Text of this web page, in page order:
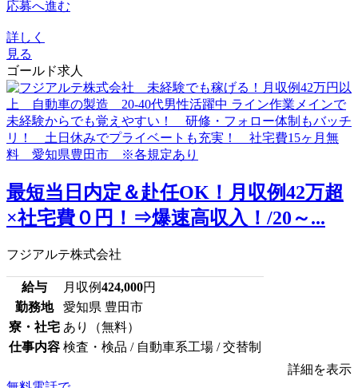
応募へ進む
詳しく
見る
ゴールド求人
最短当日内定＆赴任OK！月収例42万超
×社宅費０円！⇒爆速高収入！/20～...
フジアルテ株式会社
給与 月収例424,000円
勤務地
愛知県 豊田市
寮・社宅 あり（無料）
仕事内容 検査・検品 / 自動車系工場 / 交替制
詳細を表示